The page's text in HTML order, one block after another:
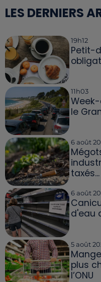
LES DERNIERS
19h12
Petit-
11h03
le
6 août
taxés...
6 août
d'eau
5 août
plus
l’ONU